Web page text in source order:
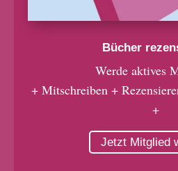
Bücher
Werde aktives
+ Mitschreiben +
+
Jetzt Mitglied